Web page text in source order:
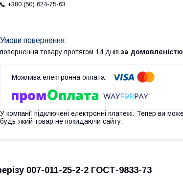
+380 (50) 624-75-63
повернення товару протягом 14 днів за домовленістю
У компанії підключені електронні платежі. Тепер ви
будь-який товар не покидаючи сайту.
007-011-25-2-2 ГОСТ-9833-73